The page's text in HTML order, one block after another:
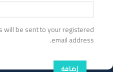
will be sent to your registered
email address.